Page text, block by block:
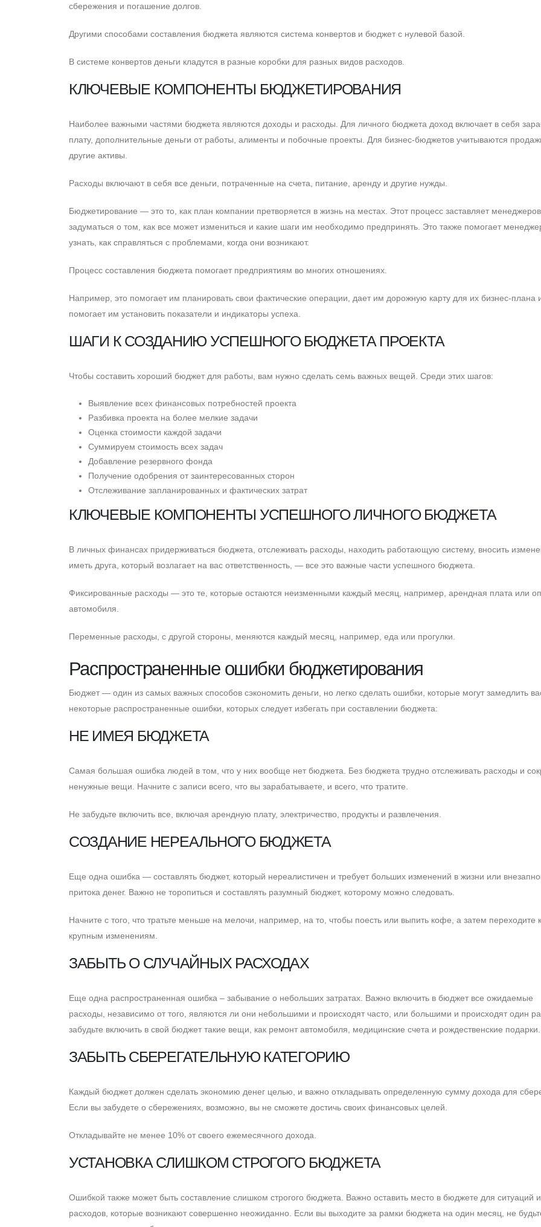
сбережения и погашение долгов.
Другими способами составления бюджета являются система конвертов и бюджет с нулевой базой.
В системе конвертов деньги кладутся в разные коробки для разных видов расходов.
КЛЮЧЕВЫЕ КОМПОНЕНТЫ БЮДЖЕТИРОВАНИЯ
Наиболее важными частями бюджета являются доходы и расходы. Для личного бюджета доход включает в себя
плату, дополнительные деньги от работы, алименты и побочные проекты. Для бизнес-бюджетов учитываются
другие активы.
Расходы включают в себя все деньги, потраченные на счета, питание, аренду и другие нужды.
Бюджетирование — это то, как план компании претворяется в жизнь на местах. Этот процесс заставляет менеджеров
задуматься о том, как все может измениться и какие шаги им необходимо предпринять. Это также помогает
узнать, как справляться с проблемами, когда они возникают.
Процесс составления бюджета помогает предприятиям во многих отношениях.
Например, это помогает им планировать свои фактические операции, дает им дорожную карту для их бизнес-плана
помогает им установить показатели и индикаторы успеха.
ШАГИ К СОЗДАНИЮ УСПЕШНОГО БЮДЖЕТА ПРОЕКТА
Чтобы составить хороший бюджет для работы, вам нужно сделать семь важных вещей. Cреди этих шагов:
Выявление всех финансовых потребностей проекта
Разбивка проекта на более мелкие задачи
Оценка стоимости каждой задачи
Cуммируем стоимость всех задач
Добавление резервного фонда
Получение одобрения от заинтересованных сторон
Отслеживание запланированных и фактических затрат
КЛЮЧЕВЫЕ КОМПОНЕНТЫ УСПЕШНОГО ЛИЧНОГО БЮДЖЕТА
В личных финансах придерживаться бюджета, отслеживать расходы, находить работающую систему, вносить
иметь друга, который возлагает на вас ответственность, — все это важные части успешного бюджета.
Фиксированные расходы — это те, которые остаются неизменными каждый месяц, например, арендная плата или
автомобиля.
Переменные расходы, с другой стороны, меняются каждый месяц, например, еда или прогулки.
Распространенные ошибки бюджетирования
Бюджет — один из самых важных способов сэкономить деньги, но легко сделать ошибки, которые могут замедлить
некоторые распространенные ошибки, которых следует избегать при составлении бюджета:
НЕ ИМЕЯ БЮДЖЕТА
Cамая большая ошибка людей в том, что у них вообще нет бюджета. Без бюджета трудно отслеживать расходы и
ненужные вещи. Начните с записи всего, что вы зарабатываете, и всего, что тратите.
Не забудьте включить все, включая арендную плату, электричество, продукты и развлечения.
CОЗДАНИЕ НЕРЕАЛЬНОГО БЮДЖЕТА
Eще одна ошибка — составлять бюджет, который нереалистичен и требует больших изменений в жизни или
притока денег. Важно не торопиться и составлять разумный бюджет, которому можно следовать.
Начните с того, что тратьте меньше на мелочи, например, на то, чтобы поесть или выпить кофе, а затем переходите
крупным изменениям.
ЗАБЫТЬ О СЛУЧАЙНЫХ РАСХОДАХ
Eще одна распространенная ошибка – забывание о небольших затратах. Важно включить в бюджет все ожидаемые
расходы, независимо от того, являются ли они небольшими и происходят часто, или большими и происходят один
забудьте включить в свой бюджет такие вещи, как ремонт автомобиля, медицинские счета и рождественские подарки.
ЗАБЫТЬ СБЕРЕГАТЕЛЬНУЮ КАТЕГОРИЮ
Каждый бюджет должен сделать экономию денег целью, и важно откладывать определенную сумму дохода для
Eсли вы забудете о сбережениях, возможно, вы не сможете достичь своих финансовых целей.
Откладывайте не менее 10% от своего ежемесячного дохода.
УСТАНОВКА СЛИШКОМ СТРОГОГО БЮДЖЕТА
Ошибкой также может быть составление слишком строгого бюджета. Важно оставить место в бюджете для ситуаций
расходов, которые возникают совершенно неожиданно. Eсли вы выходите за рамки бюджета на один месяц, не